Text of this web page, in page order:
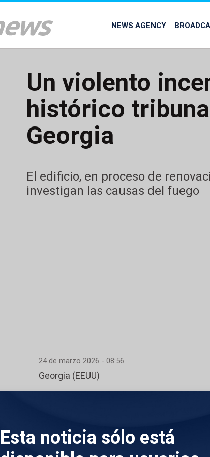
NEWS AGENCY
Un violento
histórico
Georgia
El edificio, en proceso de
investigan las causas del fuego
Esta noticia sólo está
24 de marzo 2026 - 08:56
Georgia (EEUU)
Todos los empleados que se